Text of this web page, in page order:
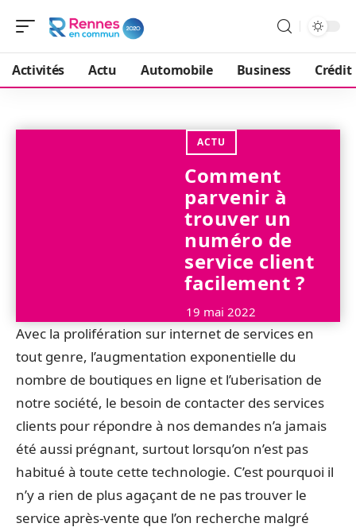
Activités Actu Automobile Business Crédit
ACTU
Comment
parvenir à
trouver un
numéro de
service client
facilement ?
19 mai 2022
Avec la prolifération sur internet de services en
tout genre, l’augmentation exponentielle du
nombre de boutiques en ligne et l’uberisation de
notre société, le besoin de contacter des services
clients pour répondre à nos demandes n’a jamais
été aussi prégnant, surtout lorsqu’on n’est pas
habitué à toute cette technologie. C’est pourquoi il
n’y a rien de plus agaçant de ne pas trouver le
service après-vente que l’on recherche malgré